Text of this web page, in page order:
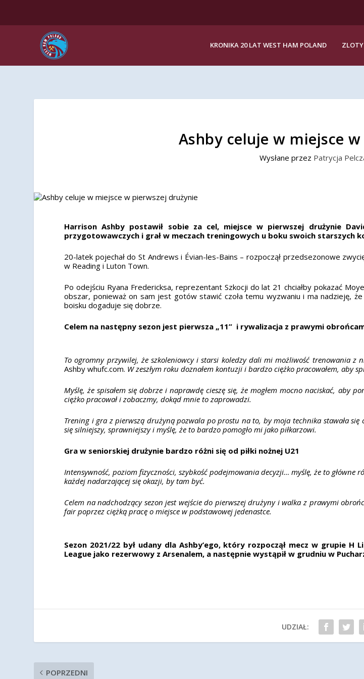
KRONIKA 20 LAT WEST HAM POLAND
Ashby celuje w miejsce
Wysłane przez Patrycja
Harrison Ashby postawił sobie za cel, miejsce w pierwszej drużynie
przygotowawczych i grał w meczach treningowych u boku swoich starszych
20-latek pojechał do St Andrews i Évian-les-Bains – rozpoczął przedsezonowe
w Reading i Luton Town.
Po odejściu Ryana Fredericksa, reprezentant Szkocji do lat 21 chciałby pokazać
obszar, ponieważ on sam jest gotów stawić czoła temu wyzwaniu i ma nadzieję,
boisku dogaduje się dobrze.
Celem na następny sezon jest pierwsza „11” i rywalizacja z prawymi
To ogromny przywilej, że szkoleniowcy i starsi koledzy dali mi możliwość trenowania z
Ashby whufc.com. W zeszłym roku doznałem kontuzji i bardzo ciężko pracowałem, aby
Myślę, że spisałem się dobrze i naprawdę cieszę się, że mogłem mocno naciskać, aby
ciężko pracował i zobaczmy, dokąd mnie to zaprowadzi.
Trening i gra z pierwszą drużyną pozwala po prostu na to, by moja technika stawała
się silniejszy, sprawniejszy i myślę, że to bardzo pomogło mi jako piłkarzowi.
Gra w seniorskiej drużynie bardzo różni się od piłki nożnej U21
Intensywność, poziom fizyczności, szybkość podejmowania decyzji… myślę, że to główne
każdej nadarzającej się okazji, by tam być.
Celem na nadchodzący sezon jest wejście do pierwszej drużyny i walka z prawymi
fair poprzez ciężką pracę o miejsce w podstawowej jedenastce.
Sezon 2021/22 był udany dla Ashby’ego, który rozpoczął mecz w grupie H
League jako rezerwowy z Arsenalem, a następnie wystąpił w grudniu w
UDZIAŁ:
POPRZEDNI